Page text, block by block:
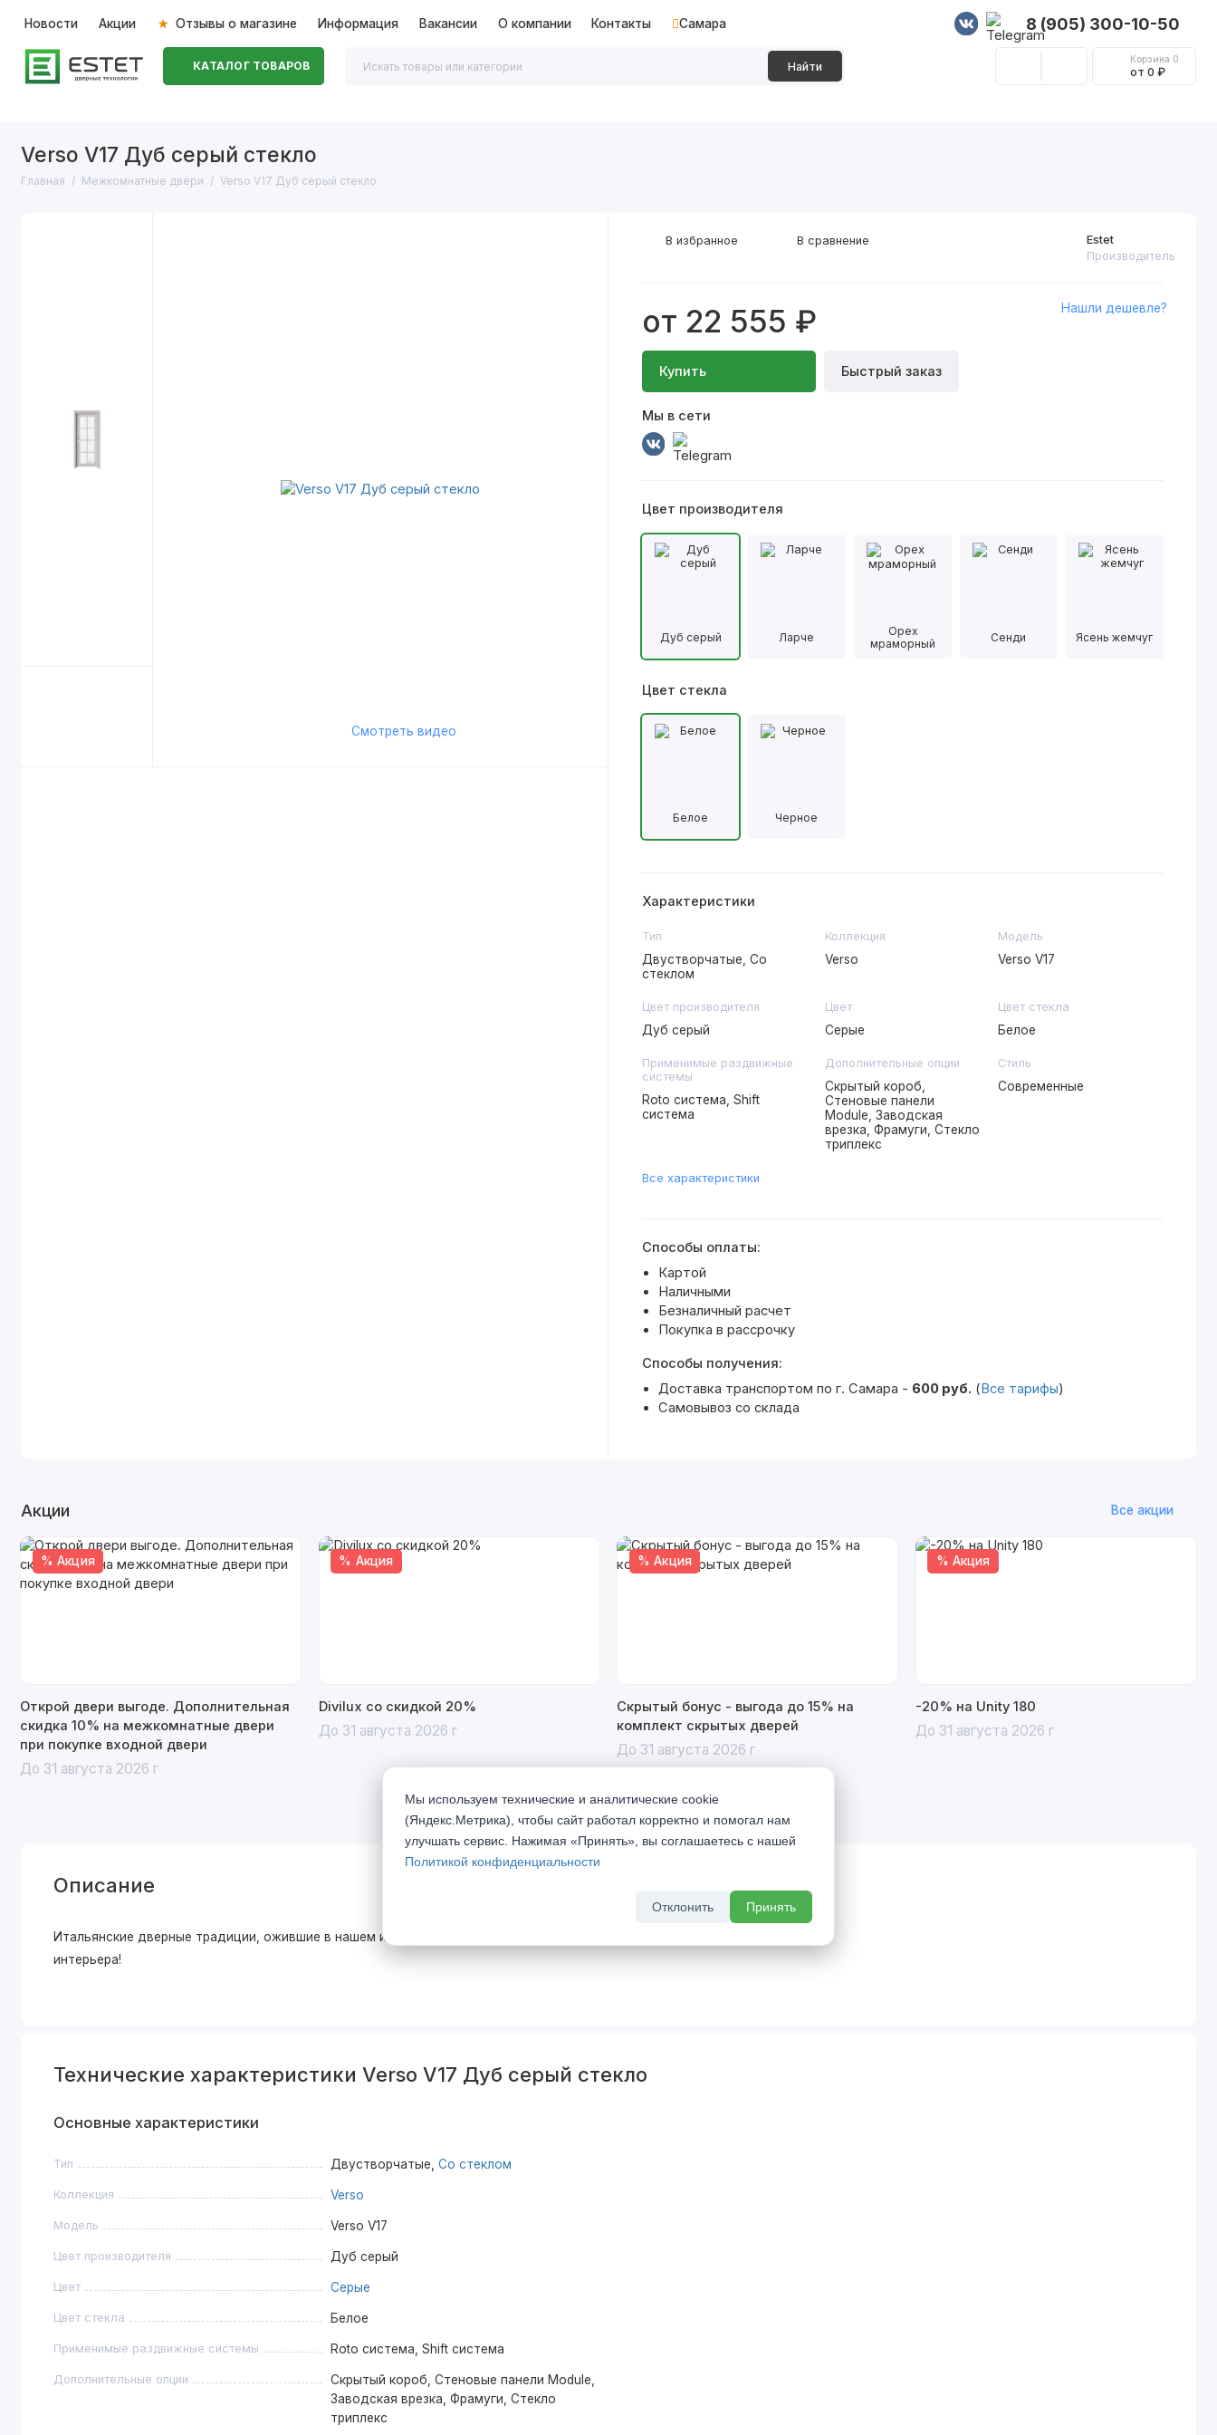
Новости Акции Отзывы о магазине Информация Вакансии О компании Контакты Самара 8 (905) 300-10-50
КАТАЛОГ ТОВАРОВ Найти
Корзина 0
от 0 ₽
Verso V17 Дуб серый стекло
Главная Межкомнатные двери Verso V17 Дуб серый стекло
Смотреть видео
Estet
Производитель
от 22 555 ₽
Купить Быстрый заказ
Нашли дешевле?
Мы в сети
В избранное В сравнение
Цвет производителя
Дуб серый Ларче
Орех
мраморный
Сенди Ясень жемчуг
Цвет стекла
Белое Черное
Характеристики
Тип
Двустворчатые, Со
стеклом
Коллекция
Verso
Модель
Verso V17
Цвет производителя
Дуб серый
Цвет
Серые
Цвет стекла
Белое
Применимые раздвижные
системы
Roto система, Shift
система
Дополнительные опции
Скрытый короб,
Стеновые панели
Module, Заводская
врезка, Фрамуги, Стекло
триплекс
Стиль
Современные
Все характеристики
Способы оплаты:
Картой
Наличными
Безналичный расчет
Покупка в рассрочку
Способы получения:
Доставка транспортом по г. Самара - 600 руб. (Все тарифы)
Самовывоз со склада
Акции Все акции
% Акция
Открой двери выгоде. Дополнительная
скидка 10% на межкомнатные двери
при покупке входной двери
До 31 августа 2026 г
% Акция
Divilux со скидкой 20%
До 31 августа 2026 г
% Акция
Скрытый бонус - выгода до 15% на
комплект скрытых дверей
До 31 августа 2026 г
% Акция
-20% на Unity 180
До 31 августа 2026 г
Описание
Итальянские дверные традиции, ожившие в нашем исполнении, станут достойным украшением Вашего
интерьера!
Технические характеристики Verso V17 Дуб серый стекло
Основные характеристики
Тип Двустворчатые, Со стеклом
Коллекция Verso
Модель Verso V17
Цвет производителя Дуб серый
Цвет Серые
Цвет стекла Белое
Применимые раздвижные системы Roto система, Shift система
Дополнительные опции
Скрытый короб, Стеновые панели Module,
Заводская врезка, Фрамуги, Стекло
триплекс
Мы используем технические и аналитические cookie
(Яндекс.Метрика), чтобы сайт работал корректно и помогал нам
улучшать сервис. Нажимая «Принять», вы соглашаетесь с нашей
Политикой конфиденциальности
Отклонить Принять